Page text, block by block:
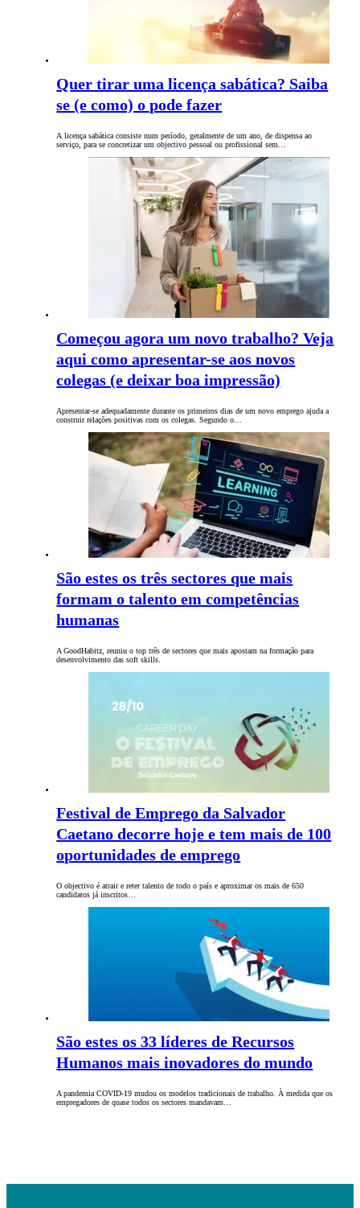
Quer tirar uma licença sabática? Saiba
se (e como) o pode fazer
A licença sabática consiste num período, geralmente de um ano, de dispensa ao
serviço, para se concretizar um objectivo pessoal ou profissional sem…
Começou agora um novo trabalho? Veja
aqui como apresentar-se aos novos
colegas (e deixar boa impressão)
Apresentar-se adequadamente durante os primeiros dias de um novo emprego ajuda a
construir relações positivas ​​com os colegas. Segundo o…
São estes os três sectores que mais
formam o talento em competências
humanas
A GoodHabitz, reuniu o top três de sectores que mais apostam na formação para
desenvolvimento das soft skills.
Festival de Emprego da Salvador
Caetano decorre hoje e tem mais de 100
oportunidades de emprego
O objectivo é atrair e reter talento de todo o país e aproximar os mais de 650
candidatos já inscritos…
São estes os 33 líderes de Recursos
Humanos mais inovadores do mundo
A pandemia COVID-19 mudou os modelos tradicionais de trabalho. À medida que os
empregadores de quase todos os sectores mandavam…